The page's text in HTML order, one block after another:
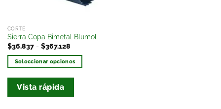
CORTE
Sierra Copa Bimetal Blumol
$36.837 - $367.128
Seleccionar opciones
Vista rápida